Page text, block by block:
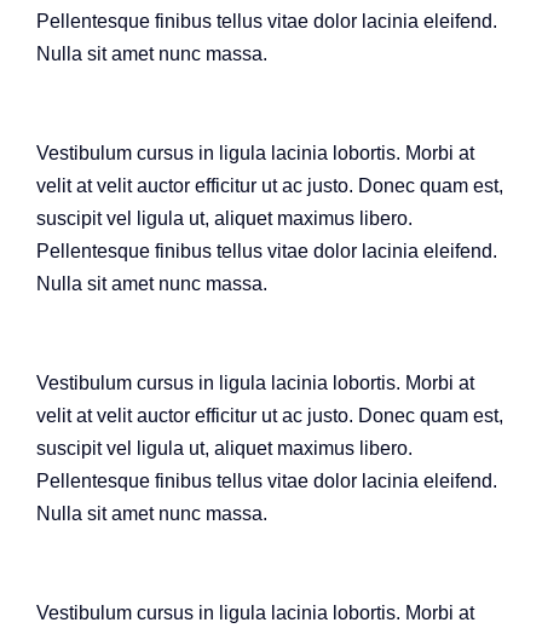
Pellentesque finibus tellus vitae dolor lacinia eleifend.
Nulla sit amet nunc massa.
Vestibulum cursus in ligula lacinia lobortis. Morbi at
velit at velit auctor efficitur ut ac justo. Donec quam est,
suscipit vel ligula ut, aliquet maximus libero.
Pellentesque finibus tellus vitae dolor lacinia eleifend.
Nulla sit amet nunc massa.
Vestibulum cursus in ligula lacinia lobortis. Morbi at
velit at velit auctor efficitur ut ac justo. Donec quam est,
suscipit vel ligula ut, aliquet maximus libero.
Pellentesque finibus tellus vitae dolor lacinia eleifend.
Nulla sit amet nunc massa.
Vestibulum cursus in ligula lacinia lobortis. Morbi at